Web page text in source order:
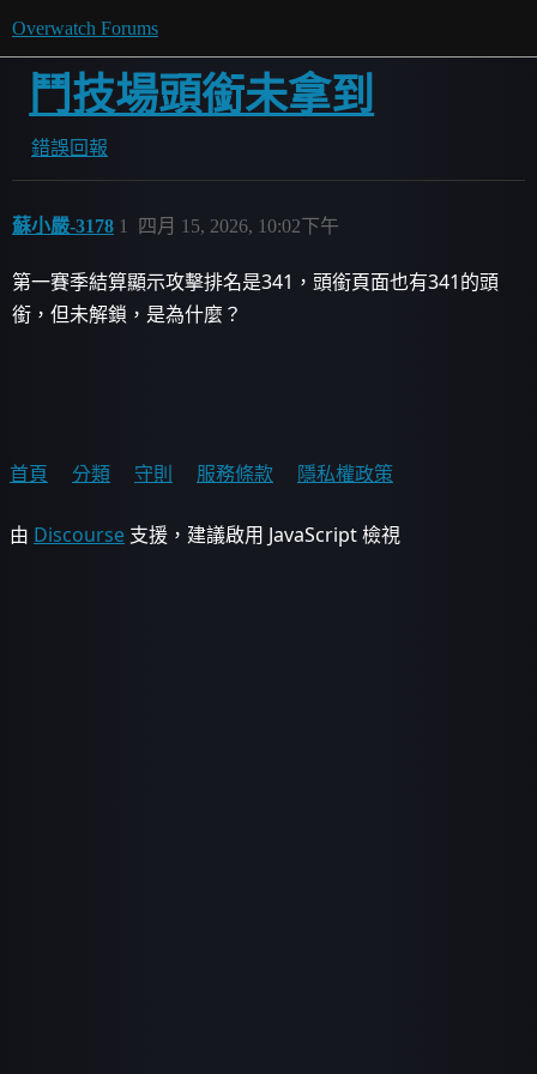
Overwatch Forums
鬥技場頭銜未拿到
錯誤回報
蘇小嚴-3178 四月 15, 2026, 10:02下午
1
第一賽季結算顯示攻擊排名是341，頭銜頁面也有341的頭
銜，但未解鎖，是為什麼？
首頁 分類 守則 服務條款 隱私權政策
由 Discourse 支援，建議啟用 JavaScript 檢視